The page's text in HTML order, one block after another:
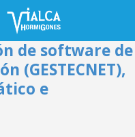
de software de
(GESTECNET),
e